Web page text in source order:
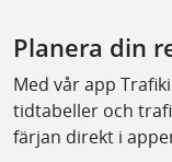
Planera din
Med vår app
tidtabeller och
färjan direkt i